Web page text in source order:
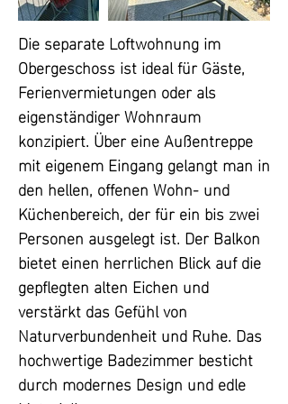
Leichtmetallbauweise errichtet
wurden. Mit integrierter
Verschattung und stimmungsvoller
Beleuchtung bieten sie das perfekte
Zusammenspiel von Wohnkomfort
und Naturverbundenheit. Die
lichtdurchfluteten Räume
ermöglichen einen wunderschönen
Blick auf den aufwendig gestalteten
Garten, der somit zu jeder
Jahreszeit in vollen Zügen genossen
werden kann.
Zusätzlich befindet sich im
Erdgeschoss ein gemütliches Büro
oder Schlafzimmer, ausgestattet mit
Die separate Loftwohnung im
Obergeschoss ist ideal für Gäste,
Ferienvermietungen oder als
eigenständiger Wohnraum
konzipiert. Über eine Außentreppe
mit eigenem Eingang gelangt man in
den hellen, offenen Wohn- und
Küchenbereich, der für ein bis zwei
Personen ausgelegt ist. Der Balkon
bietet einen herrlichen Blick auf die
gepflegten alten Eichen und
verstärkt das Gefühl von
Naturverbundenheit und Ruhe. Das
hochwertige Badezimmer besticht
durch modernes Design und edle